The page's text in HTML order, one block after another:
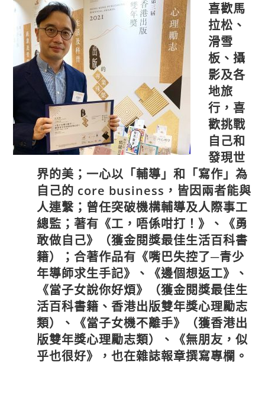
喜歡馬
拉松、
滑雪
板、攝
影及各
地旅
行，喜
歡挑戰
自己和
發現世
界的美；一心以「輔導」和「寫作」為
自己的 core business，皆因兩者能與
人連繫；曾任突破機構輔導及人際事工
總監；著有《工，唔係咁打！》、《勇
敢做自己》（獲金閱獎最佳生活百科書
籍）；合著作品有《嘴巴失控了─青少
年導師求生手記》、《邊個想返工》、
《當子女說你好煩》（獲金閱獎最佳生
活百科書籍、香港出版雙年獎心理勵志
類）、《當子女機不離手》（獲香港出
版雙年獎心理勵志類）
、
《無朋友，似
乎也很好》，也在雜誌報章撰寫專欄。